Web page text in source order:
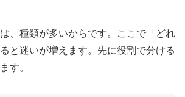
、種類が多いからです。ここで「どれ
と迷いが増えます。先に役割で分ける
す。